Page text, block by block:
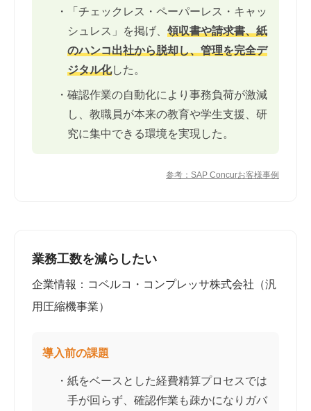
・「チェックレス・ペーパーレス・キャッ
シュレス」を掲げ、 領収書や請求書、紙
のハンコ出社から脱却し、管理を完全デ
ジタル化した。
・確認作業の自動化により事務負荷が激減
し、教職員が本来の教育や学生支援、研
究に集中できる環境を実現した。
参考：SAP Concurお客様事例
業務工数を減らしたい
企業情報：コベルコ・コンプレッサ株式会社（汎
用圧縮機事業）
導入前の課題
・紙をベースとした経費精算プロセスでは
手が回らず、確認作業も疎かになりガバ